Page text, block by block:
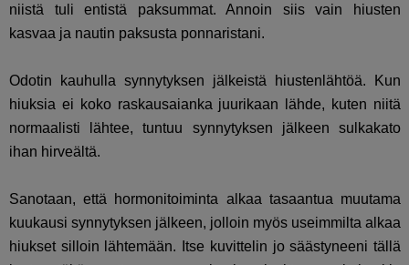
niistä tuli entistä paksummat. Annoin siis vain hiusten
kasvaa ja nautin paksusta ponnaristani.
Odotin kauhulla synnytyksen jälkeistä hiustenlähtöä. Kun
hiuksia ei koko raskausaianka juurikaan lähde, kuten niitä
normaalisti lähtee, tuntuu synnytyksen jälkeen sulkakato
ihan hirveältä.
Sanotaan, että hormonitoiminta alkaa tasaantua muutama
kuukausi synnytyksen jälkeen, jolloin myös useimmilta alkaa
hiukset silloin lähtemään. Itse kuvittelin jo säästyneeni tällä